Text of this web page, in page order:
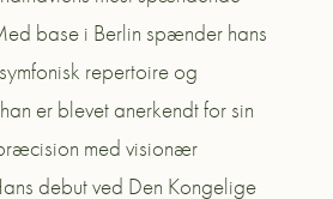
base i Berlin spænder hans
repertoire og
er blevet anerkendt for sin
med visionær
debut ved Den Kongelige